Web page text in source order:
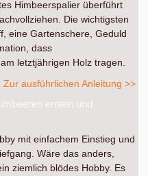
Himbeerspalier überführt
Die wichtigsten
eine Gartenschere, Geduld
dass
letztjährigen Holz tragen.
Zur ausführlichen Anleitung >>
ernten und
mit einfachem Einstieg und
Wäre das anders,
ziemlich blödes Hobby. Es